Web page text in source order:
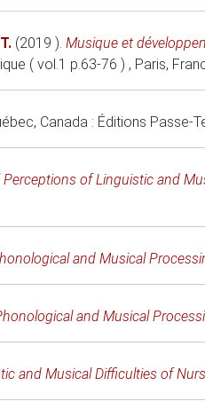
(2019 ). Musique et
( vol.1 p.63-76 ) , Paris,
Canada : Éditions Passe-
of Linguistic and
and Musical
and Musical
and Musical Difficulties of